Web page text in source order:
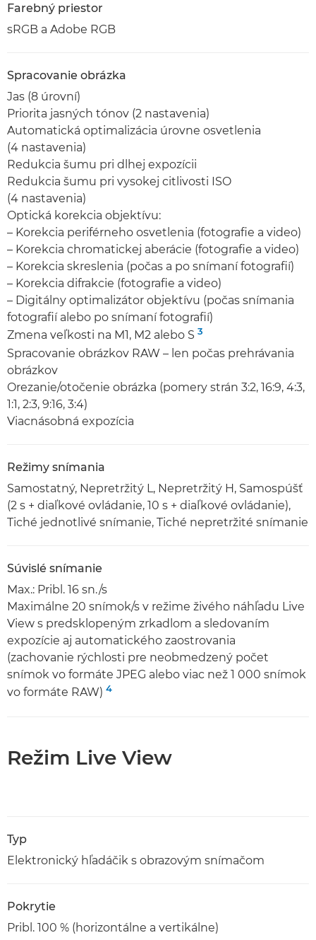
Farebný priestor
sRGB a Adobe RGB
Spracovanie obrázka
Jas (8 úrovní)
Priorita jasných tónov (2 nastavenia)
Automatická optimalizácia úrovne osvetlenia
(4 nastavenia)
Redukcia šumu pri dlhej expozícii
Redukcia šumu pri vysokej citlivosti ISO
(4 nastavenia)
Optická korekcia objektívu:
– Korekcia periférneho osvetlenia (fotografie a video)
– Korekcia chromatickej aberácie (fotografie a video)
– Korekcia skreslenia (počas a po snímaní fotografií)
– Korekcia difrakcie (fotografie a video)
– Digitálny optimalizátor objektívu (počas snímania
fotografií alebo po snímaní fotografií)
Zmena veľkosti na M1, M2 alebo S 3
Spracovanie obrázkov RAW – len počas prehrávania
obrázkov
Orezanie/otočenie obrázka (pomery strán 3:2, 16:9, 4:3,
1:1, 2:3, 9:16, 3:4)
Viacnásobná expozícia
Režimy snímania
Samostatný, Nepretržitý L, Nepretržitý H, Samospúšť
(2 s + diaľkové ovládanie, 10 s + diaľkové ovládanie),
Tiché jednotlivé snímanie, Tiché nepretržité snímanie
Súvislé snímanie
Max.: Pribl. 16 sn./s
Maximálne 20 snímok/s v režime živého náhľadu Live
View s predsklopeným zrkadlom a sledovaním
expozície aj automatického zaostrovania
(zachovanie rýchlosti pre neobmedzený počet
snímok vo formáte JPEG alebo viac než 1 000 snímok
vo formáte RAW) 4
Režim Live View
Typ
Elektronický hľadáčik s obrazovým snímačom
Pokrytie
Pribl. 100 % (horizontálne a vertikálne)